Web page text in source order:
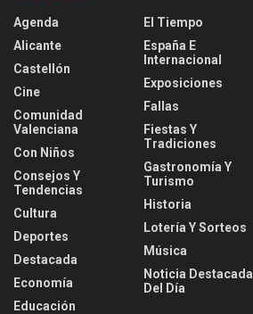
Agenda
Alicante
Castellón
Cine
Comunidad
Valenciana
Con Niños
Consejos Y
Tendencias
Cultura
Deportes
Destacada
Economía
Educación
El Tiempo
España E
Internacional
Exposiciones
Fallas
Fiestas Y
Tradiciones
Gastronomía Y
Turismo
Historia
Lotería Y Sorteos
Música
Noticia Destacada
Del Día